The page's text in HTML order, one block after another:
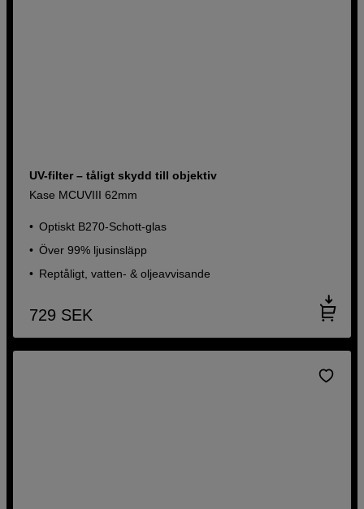
UV-filter – tåligt skydd till objektiv
Kase MCUVIII 62mm
Optiskt B270-Schott-glas
Över 99% ljusinsläpp
Reptåligt, vatten- & oljeavvisande
729 SEK